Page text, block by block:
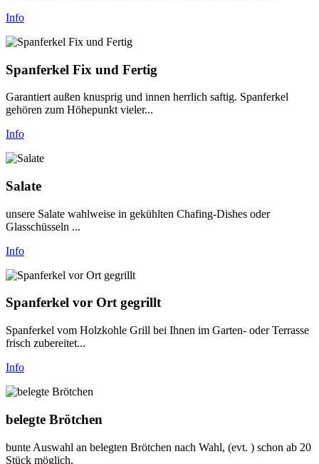
Info
Spanferkel Fix und Fertig
Garantiert außen knusprig und innen herrlich saftig. Spanferkel
gehören zum Höhepunkt vieler...
Info
Salate
unsere Salate wahlweise in gekühlten Chafing-Dishes oder
Glasschüsseln ...
Info
Spanferkel vor Ort gegrillt
Spanferkel vom Holzkohle Grill bei Ihnen im Garten- oder Terrasse
frisch zubereitet...
Info
belegte Brötchen
bunte Auswahl an belegten Brötchen nach Wahl, (evt. ) schon ab 20
Stück möglich.